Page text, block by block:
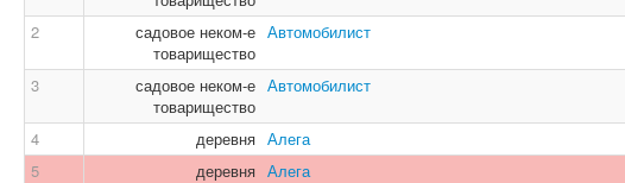
2
садовое неком-е
товарищество
Автомобилист
3
садовое неком-е
товарищество
Автомобилист
4 деревня Алега
5
деревня Алега